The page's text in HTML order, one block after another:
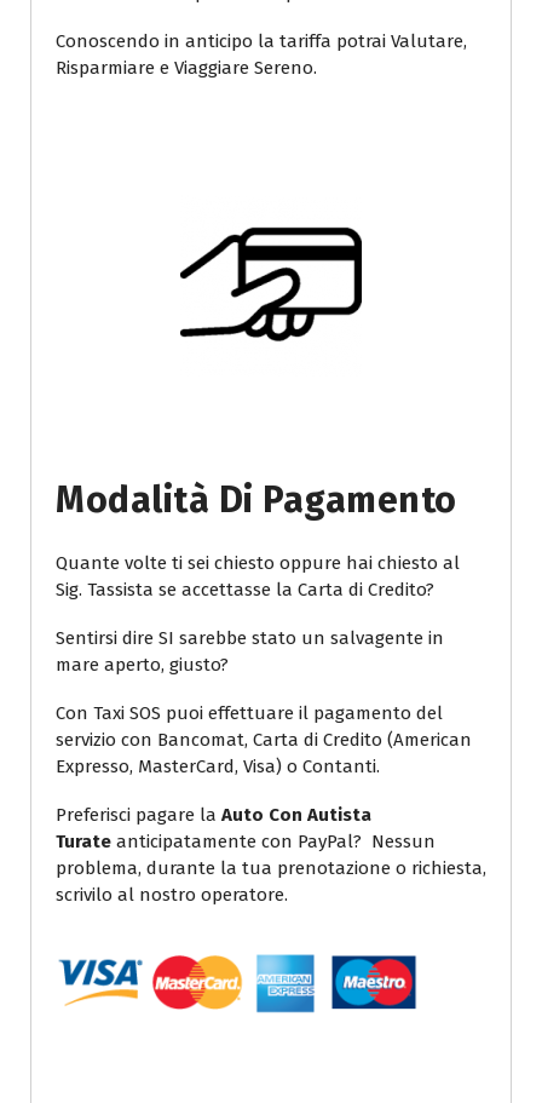
Conoscendo in anticipo la tariffa potrai Valutare,
Risparmiare e Viaggiare Sereno.
Modalità Di Pagamento
Quante volte ti sei chiesto oppure hai chiesto al
Sig. Tassista se accettasse la Carta di Credito?
Sentirsi dire SI sarebbe stato un salvagente in
mare aperto, giusto?
Con Taxi SOS puoi effettuare il pagamento del
servizio con Bancomat, Carta di Credito (American
Expresso, MasterCard, Visa) o Contanti.
Preferisci pagare la Auto Con Autista
Turate anticipatamente con PayPal? Nessun
problema, durante la tua prenotazione o richiesta,
scrivilo al nostro operatore.